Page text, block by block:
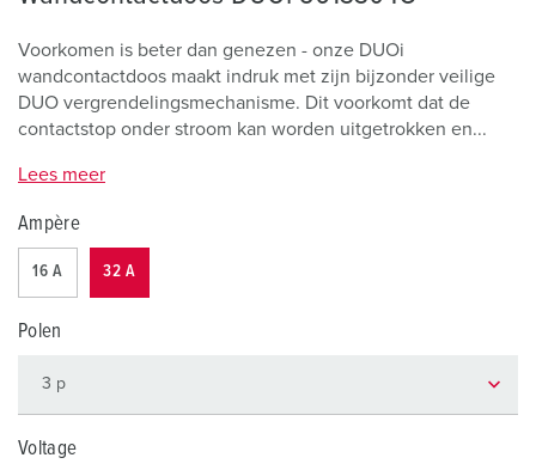
Voorkomen is beter dan genezen - onze DUOi
wandcontactdoos maakt indruk met zijn bijzonder veilige
DUO vergrendelingsmechanisme. Dit voorkomt dat de
contactstop onder stroom kan worden uitgetrokken en...
Lees meer
Ampère
16 A 32 A
Polen
Voltage